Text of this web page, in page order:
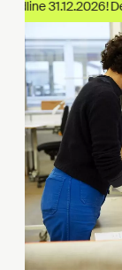
31.12.2026!